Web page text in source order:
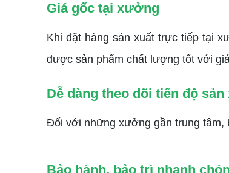
Giá gốc tại xưởng
Khi đặt hàng sản xuất trực tiếp tại
được sản phẩm chất lượng tốt với
Dễ dàng theo dõi tiến độ sản
Đối với những xưởng gần trung tâm,
Bảo hành, bảo trì nhanh